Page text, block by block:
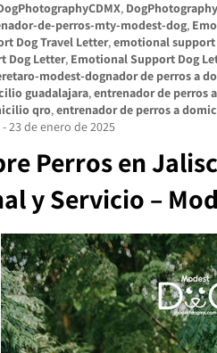
,
de-perros-mty-modest-dog,
Dog Travel Letter, emotional
Dog Letter, Emotional Support Dog
modest-dognador de perros a
guadalajara, entrenador de perros
qro, entrenador de perros a
-23 de enero de 2025
Perros en
y Servicio –